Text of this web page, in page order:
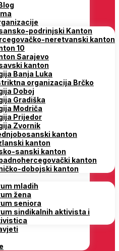
podrinjski Kanton
neretvanski kanton
10
Sarajevo
kanton
Banja Luka
organizacija Brčko
Doboj
Gradiška
Modriča
Prijedor
Zvornik
kanton
kanton
sanski kanton
kanton
dobojski kanton
mladih
žena
seniora
sindikalnih aktivista i